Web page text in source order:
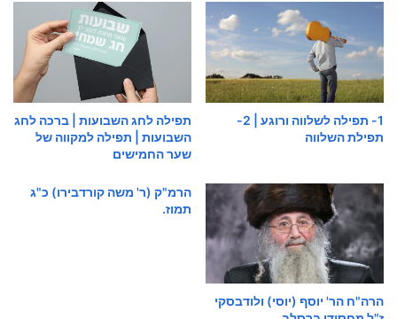
1- תפילה לשלווה ורוגע | 2-
תפילת השלווה
תפילה לחג השבועות | ברכה לחג
השבועות | תפילה למקווה של
שער החמישים
הרה"ח הר' יוסף (יוסי) ולודבסקי
הרמ"ק (ר' משה קורדבירו) כ"ג
תמוז.